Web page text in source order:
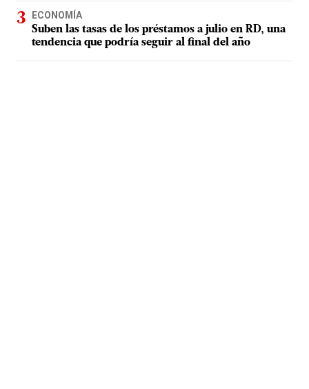
ECONOMÍA
Suben las tasas de los préstamos a julio en RD, una
tendencia que podría seguir al final del año